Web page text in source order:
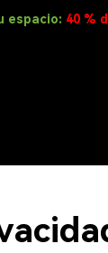
espacio: 40 %